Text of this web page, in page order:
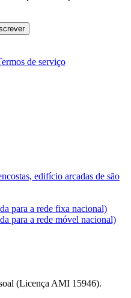
de serviço
edifício arcadas de são
para a rede fixa nacional)
para a rede móvel nacional)
(Licença AMI 15946).